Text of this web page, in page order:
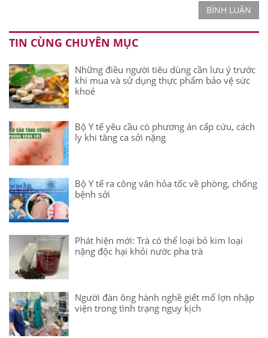
BÌNH LUẬN
TIN CÙNG CHUYÊN MỤC
Những điều người tiêu dùng cần lưu ý trước
khi mua và sử dụng thực phẩm bảo vệ sức
khoẻ
Bộ Y tế yêu cầu có phương án cấp cứu, cách
ly khi tăng ca sởi nặng
Bộ Y tế ra công văn hỏa tốc về phòng, chống
bệnh sởi
Phát hiện mới: Trà có thể loại bỏ kim loại
nặng độc hại khỏi nước pha trà
Người đàn ông hành nghề giết mổ lợn nhập
viện trong tình trạng nguy kịch